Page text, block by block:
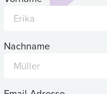
Nachname